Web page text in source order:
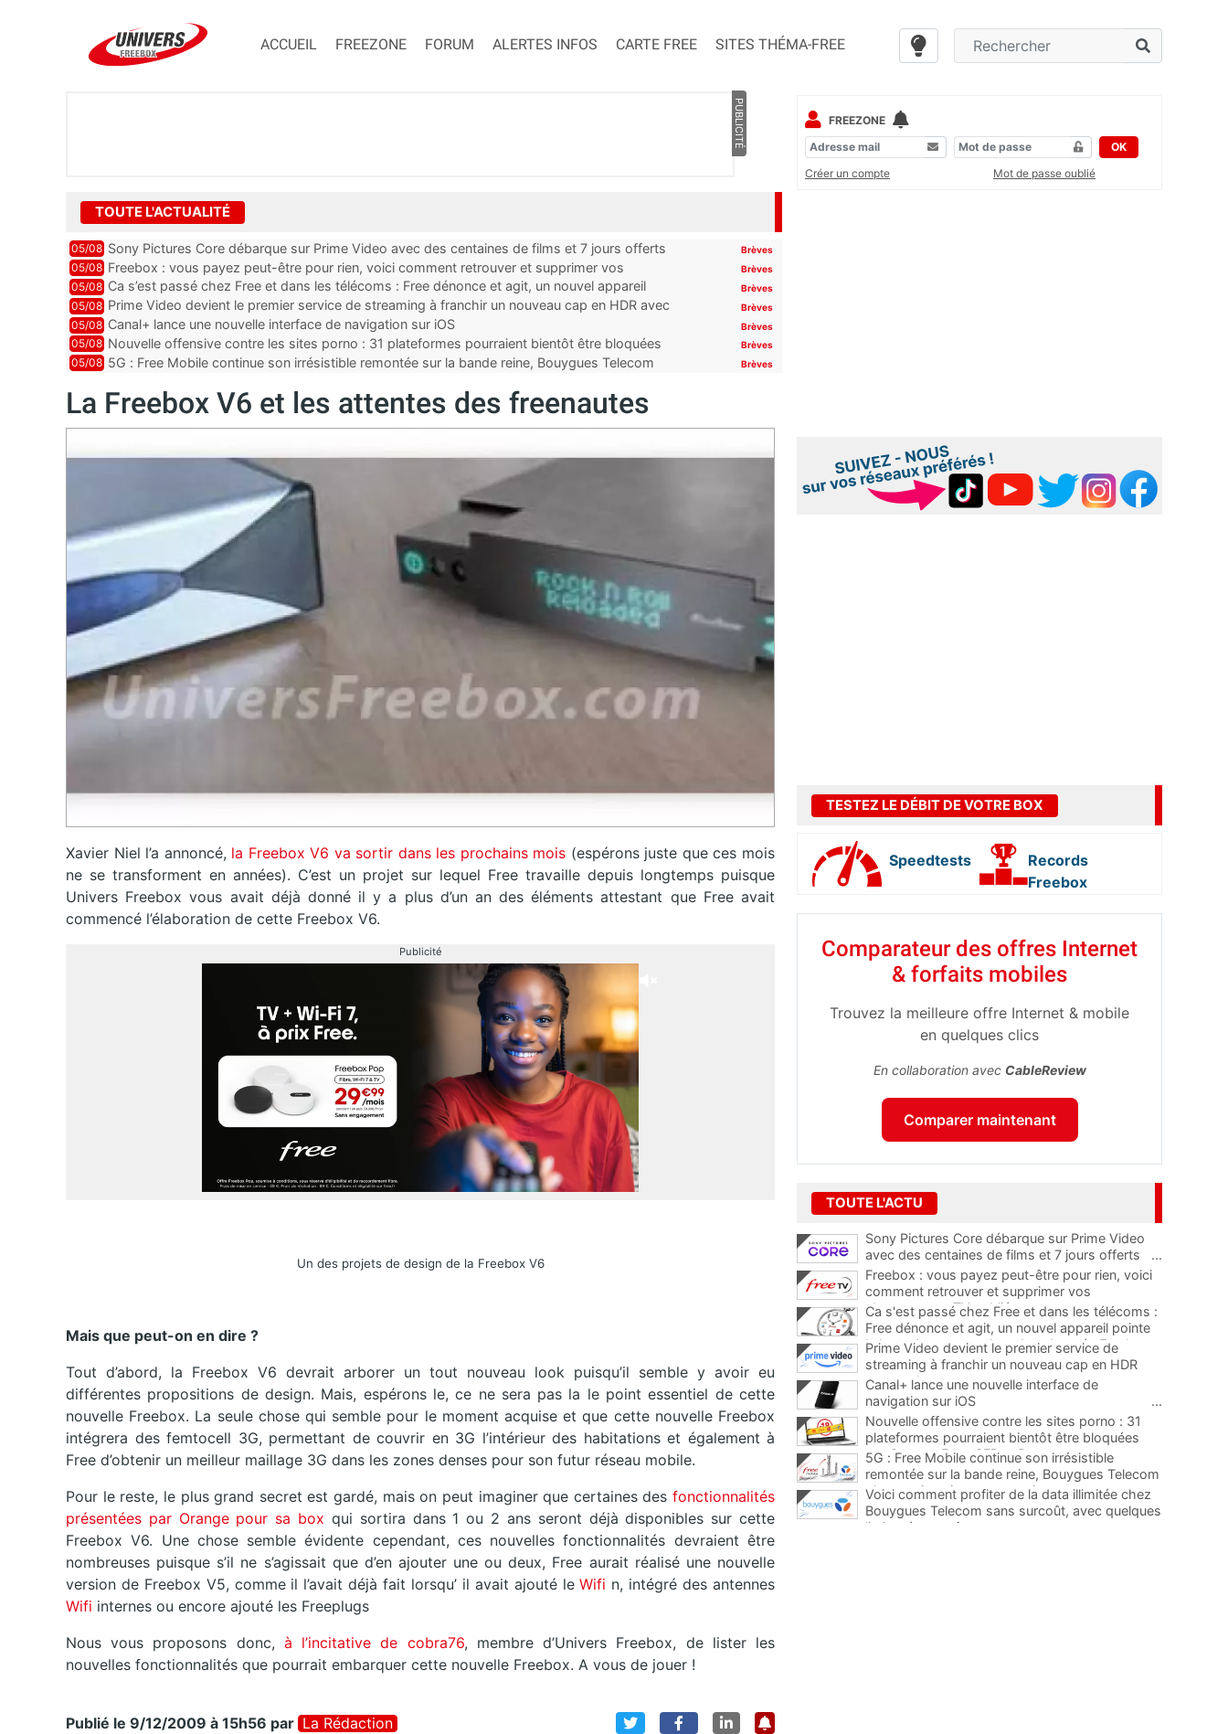
ACCUEIL FREEZONE FORUM ALERTES INFOS CARTE FREE SITES THÉMA-FREE
PUBLICITÉ
TOUTE L'ACTUALITÉ
05/08 Sony Pictures Core débarque sur Prime Video avec des centaines de films et 7 jours offerts Brèves
05/08 Freebox : vous payez peut-être pour rien, voici comment retrouver et supprimer vos
abonnements TV oubliés
Brèves
05/08 Ca s’est passé chez Free et dans les télécoms : Free dénonce et agit, un nouvel appareil
pointe le bout de...
Brèves
05/08 Prime Video devient le premier service de streaming à franchir un nouveau cap en HDR avec
ce lancement
Brèves
05/08 Canal+ lance une nouvelle interface de navigation sur iOS Brèves
05/08 Nouvelle offensive contre les sites porno : 31 plateformes pourraient bientôt être bloquées
par Orange, Free, SF...
Brèves
05/08 5G : Free Mobile continue son irrésistible remontée sur la bande reine, Bouygues Telecom
Brèves
La Freebox V6 et les attentes des freenautes
Xavier Niel l’a annoncé, la Freebox V6 va sortir dans les prochains mois (espérons juste que ces mois
ne se transforment en années). C’est un projet sur lequel Free travaille depuis longtemps puisque
Univers Freebox vous avait déjà donné il y a plus d’un an des éléments attestant que Free avait
commencé l’élaboration de cette Freebox V6.
Publicité
Un des projets de design de la Freebox V6
Mais que peut-on en dire ?
Tout d’abord, la Freebox V6 devrait arborer un tout nouveau look puisqu’il semble y avoir eu
différentes propositions de design. Mais, espérons le, ce ne sera pas la le point essentiel de cette
nouvelle Freebox. La seule chose qui semble pour le moment acquise et que cette nouvelle Freebox
intégrera des femtocell 3G, permettant de couvrir en 3G l’intérieur des habitations et également à
Free d’obtenir un meilleur maillage 3G dans les zones denses pour son futur réseau mobile.
Pour le reste, le plus grand secret est gardé, mais on peut imaginer que certaines des fonctionnalités
présentées par Orange pour sa box qui sortira dans 1 ou 2 ans seront déjà disponibles sur cette
Freebox V6. Une chose semble évidente cependant, ces nouvelles fonctionnalités devraient être
nombreuses puisque s’il ne s’agissait que d’en ajouter une ou deux, Free aurait réalisé une nouvelle
version de Freebox V5, comme il l’avait déjà fait lorsqu’ il avait ajouté leWifi n, intégré des antennes
Wifi internes ou encore ajouté les Freeplugs
Nous vous proposons donc, à l’incitative de cobra76, membre d’Univers Freebox, de lister les
nouvelles fonctionnalités que pourrait embarquer cette nouvelle Freebox. A vous de jouer !
Publié le 9/12/2009 à 15h56 par La Rédaction
FREEZONE
OK
Créer un compte
Mot de passe oublié
TESTEZ LE DÉBIT DE VOTRE BOX
Speedtests
Records
Freebox
Comparateur des offres Internet
& forfaits mobiles
Trouvez la meilleure offre Internet & mobile
en quelques clics
En collaboration avec CableReview
Comparer maintenant
TOUTE L'ACTU
Sony Pictures Core débarque sur Prime Video
avec des centaines de films et 7 jours offerts
...
Freebox : vous payez peut-être pour rien, voici
comment retrouver et supprimer vos
abonnements TV oubliés
...
Ca s'est passé chez Free et dans les télécoms :
Free dénonce et agit, un nouvel appareil pointe
le bout de son nez chez des abonnés Freebox...
Prime Video devient le premier service de
streaming à franchir un nouveau cap en HDR
avec ce lancement
Canal+ lance une nouvelle interface de
navigation sur iOS
...
Nouvelle offensive contre les sites porno : 31
plateformes pourraient bientôt être bloquées
par Orange, Free, SFR et Bouygues
5G : Free Mobile continue son irrésistible
remontée sur la bande reine, Bouygues Telecom
plus que jamais sous pression
Voici comment profiter de la data illimitée chez
Bouygues Telecom sans surcoût, avec quelques
limites à connaître